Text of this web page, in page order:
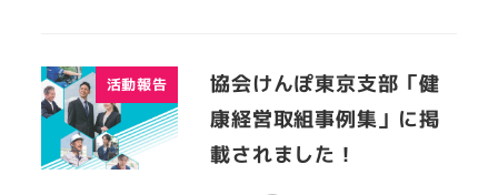
活動報告
協会けんぽ東京支部「健
康経営取組事例集」に掲
載されました！